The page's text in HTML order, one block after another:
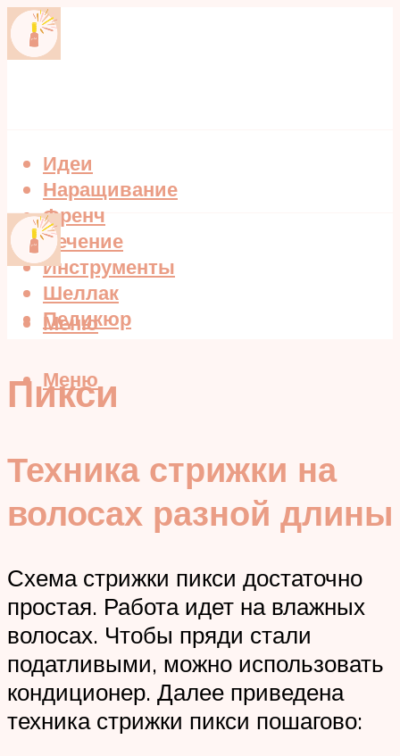
Идеи
Наращивание
Френч
Лечение
Инструменты
Шеллак
Педикюр
Меню
Меню
Пикси
Техника стрижки на
волосах разной длины
Схема стрижки пикси достаточно
простая. Работа идет на влажных
волосах. Чтобы пряди стали
податливыми, можно использовать
кондиционер. Далее приведена
техника стрижки пикси пошагово: